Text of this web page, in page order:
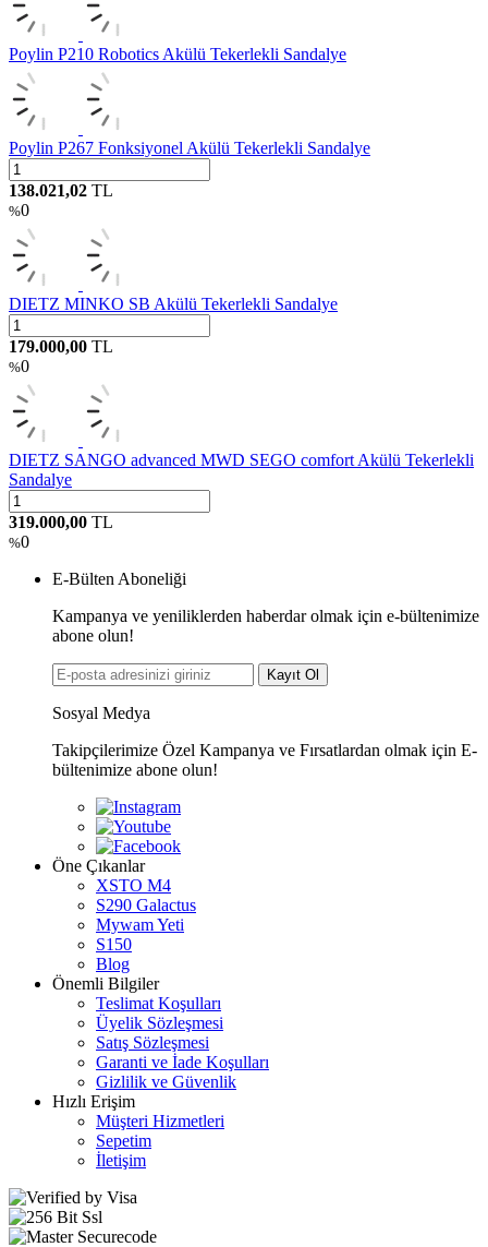
Poylin P210 Robotics Akülü Tekerlekli Sandalye
Poylin P267 Fonksiyonel Akülü Tekerlekli Sandalye
138.021,02 TL
%0
DIETZ MINKO SB Akülü Tekerlekli Sandalye
179.000,00 TL
%0
DIETZ SANGO advanced MWD SEGO comfort Akülü Tekerlekli
Sandalye
319.000,00 TL
%0
E-Bülten Aboneliği
Kampanya ve yeniliklerden haberdar olmak için e-bültenimize
abone olun!
Kayıt Ol
Sosyal Medya
Takipçilerimize Özel Kampanya ve Fırsatlardan olmak için E-
bültenimize abone olun!
Öne Çıkanlar
XSTO M4
S290 Galactus
Mywam Yeti
S150
Blog
Önemli Bilgiler
Teslimat Koşulları
Üyelik Sözleşmesi
Satış Sözleşmesi
Garanti ve İade Koşulları
Gizlilik ve Güvenlik
Hızlı Erişim
Müşteri Hizmetleri
Sepetim
İletişim